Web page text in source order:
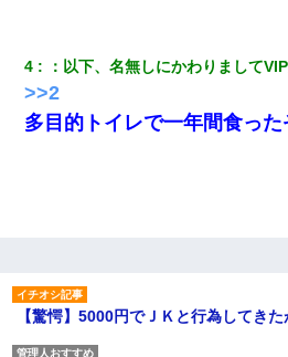
4 ： 以下、名無しにかわりまして
>>2
多目的トイレで一年間食った
【驚愕】5000円でＪＫと行為してき